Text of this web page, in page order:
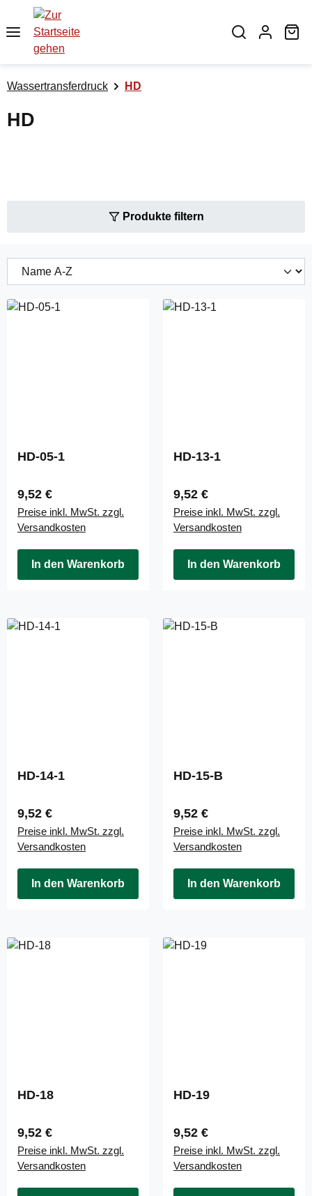
Zum Hauptinhalt springen
Wassertransferdruck HD
HD
Produkte filtern
HD-05-1
Regulärer Preis:
9,52 €
Preise inkl. MwSt. zzgl.
Versandkosten
In den Warenkorb
HD-13-1
Regulärer Preis:
9,52 €
Preise inkl. MwSt. zzgl.
Versandkosten
In den Warenkorb
HD-14-1
Regulärer Preis:
9,52 €
Preise inkl. MwSt. zzgl.
Versandkosten
In den Warenkorb
HD-15-B
Regulärer Preis:
9,52 €
Preise inkl. MwSt. zzgl.
Versandkosten
In den Warenkorb
HD-18
Regulärer Preis:
9,52 €
Preise inkl. MwSt. zzgl.
Versandkosten
HD-19
Regulärer Preis:
9,52 €
Preise inkl. MwSt. zzgl.
Versandkosten